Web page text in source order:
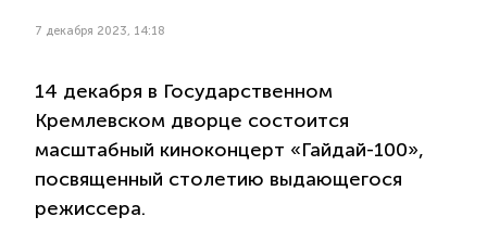
7 декабря 2023, 14:18
14 декабря в Государственном
Кремлевском дворце состоится
масштабный киноконцерт «Гайдай-100»,
посвященный столетию выдающегося
режиссера.